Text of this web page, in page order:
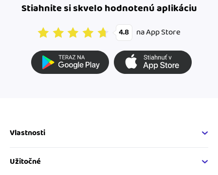
Stiahnite si skvelo hodnotenú aplikáciu
4.8 na App Store
Vlastnosti
Fakturačné vlastnosti
Online fakturácia
Užitočné